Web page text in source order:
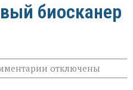
биосканер
к
записи
отключены